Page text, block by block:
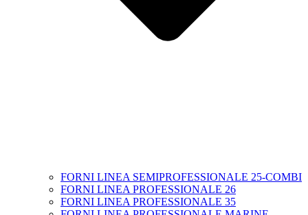
FORNI LINEA SEMIPROFESSIONALE 25-COMBI
FORNI LINEA PROFESSIONALE 26
FORNI LINEA PROFESSIONALE 35